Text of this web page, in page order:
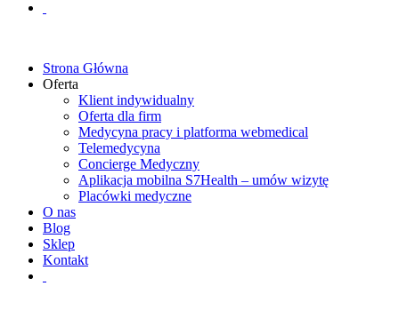
Strona Główna
Oferta
Klient indywidualny
Oferta dla firm
Medycyna pracy i platforma webmedical
Telemedycyna
Concierge Medyczny
Aplikacja mobilna S7Health – umów wizytę
Placówki medyczne
O nas
Blog
Sklep
Kontakt